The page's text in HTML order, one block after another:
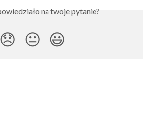
na twoje pytanie?
😞 😐 😃